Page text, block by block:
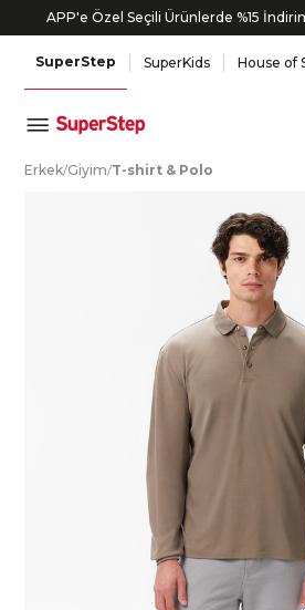
APP'e Özel Seçili Ürünlerde %15
SuperStep SuperKids House of
Erkek/Giyim/T-shirt & Polo